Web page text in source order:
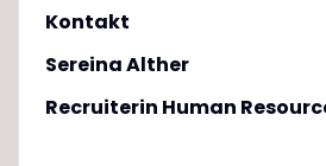
Kontakt
Sereina Alther
Recruiterin Human